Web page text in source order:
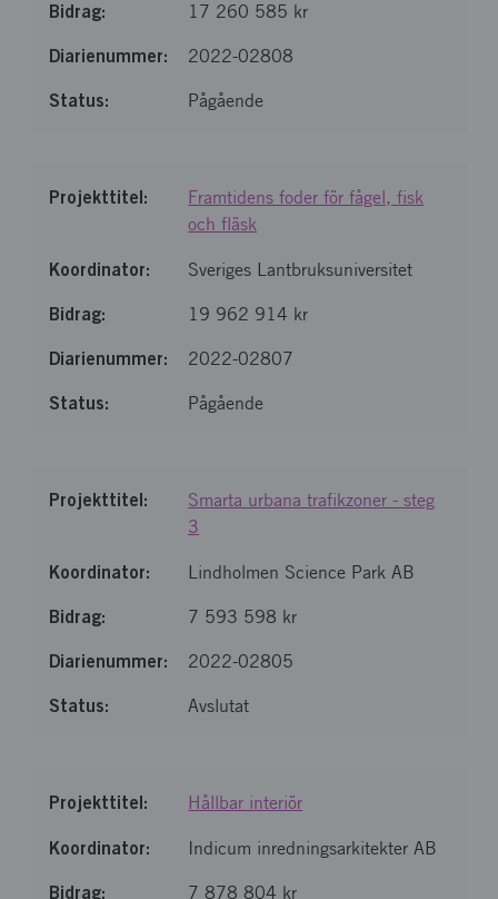
17 260 585 kr
2022-02808
Pågående
Framtidens foder för fågel, fisk
och fläsk
Sveriges Lantbruksuniversitet
19 962 914 kr
2022-02807
Pågående
Smarta urbana trafikzoner - steg
3
Lindholmen Science Park AB
7 593 598 kr
2022-02805
Avslutat
Hållbar interiör
Indicum inredningsarkitekter AB
7 878 804 kr